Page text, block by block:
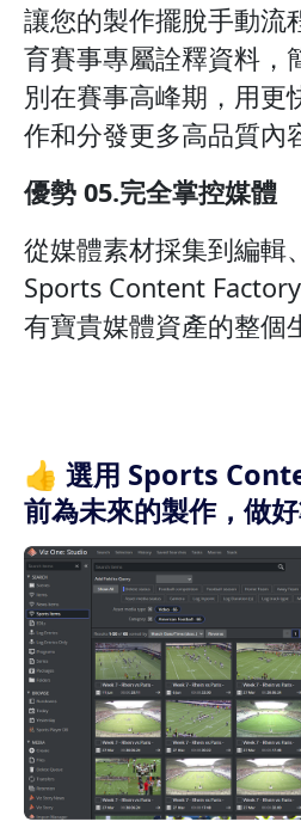
讓您的製作擺脫手動流
育賽事專屬詮釋資料，
別在賽事高峰期，用更
作和分發更多高品質內
優勢 05.完全掌控媒體
從媒體素材採集到編輯
Sports Content
有寶貴媒體資產的整個
👍 選用 Sports
前為未來的製作，做